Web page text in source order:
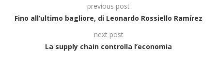
previous post
Fino all’ultimo bagliore, di Leonardo Rossiello Ramírez
next post
La supply chain controlla l’economia